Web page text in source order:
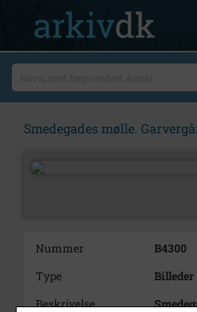
Smedegades mølle.
Nummer
B4300
Type
Billeder
Beskrivelse